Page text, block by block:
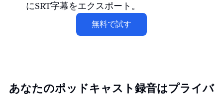
にSRT字幕をエクスポート。
無料で試す
あなたのポッドキャスト録音はプライバ